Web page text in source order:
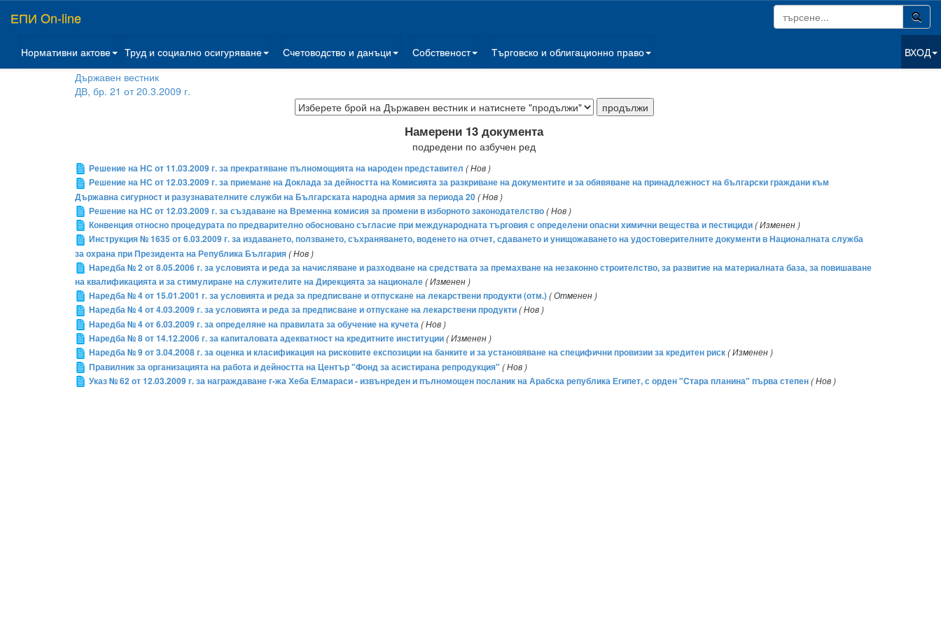
ЕПИ On-line
Нормативни актове Труд и социално осигуряване Счетоводство и данъци Собственост Търговско и облигационно право
ВХОД
Държавен вестник
ДВ, бр. 21 от 20.3.2009 г.
Намерени 13 документа
подредени по азбучен ред
Решение на НС от 11.03.2009 г. за прекратяване пълномощията на народен представител ( Нов )
Решение на НС от 12.03.2009 г. за приемане на Доклада за дейността на Комисията за разкриване на документите и за обявяване на принадлежност на български граждани към
Държавна сигурност и разузнавателните служби на Българската народна армия за периода 20 ( Нов )
Решение на НС от 12.03.2009 г. за създаване на Временна комисия за промени в изборното законодателство( Нов )
Конвенция относно процедурата по предварително обосновано съгласие при международната търговия с определени опасни химични вещества и пестициди( Изменен )
Инструкция № 1635 от 6.03.2009 г. за издаването, ползването, съхраняването, воденето на отчет, сдаването и унищожаването на удостоверителните документи в Националната служба
за охрана при Президента на Република България( Нов )
Наредба № 2 от 8.05.2006 г. за условията и реда за начисляване и разходване на средствата за премахване на незаконно строителство, за развитие на материалната база, за повишаване
на квалификацията и за стимулиране на служителите на Дирекцията за национале( Изменен )
Наредба № 4 от 15.01.2001 г. за условията и реда за предписване и отпускане на лекарствени продукти (отм.)( Отменен )
Наредба № 4 от 4.03.2009 г. за условията и реда за предписване и отпускане на лекарствени продукти( Нов )
Наредба № 4 от 6.03.2009 г. за определяне на правилата за обучение на кучета( Нов )
Наредба № 8 от 14.12.2006 г. за капиталовата адекватност на кредитните институции( Изменен )
Наредба № 9 от 3.04.2008 г. за оценка и класификация на рисковите експозиции на банките и за установяване на специфични провизии за кредитен риск( Изменен )
Правилник за организацията на работа и дейността на Център "Фонд за асистирана репродукция" ( Нов )
Указ № 62 от 12.03.2009 г. за награждаване г-жа Хеба Елмараси - извънреден и пълномощен посланик на Арабска република Египет, с орден "Стара планина" първа степен( Нов )